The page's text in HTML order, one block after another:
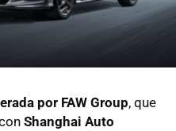
por FAW Group, que
Shanghai Auto